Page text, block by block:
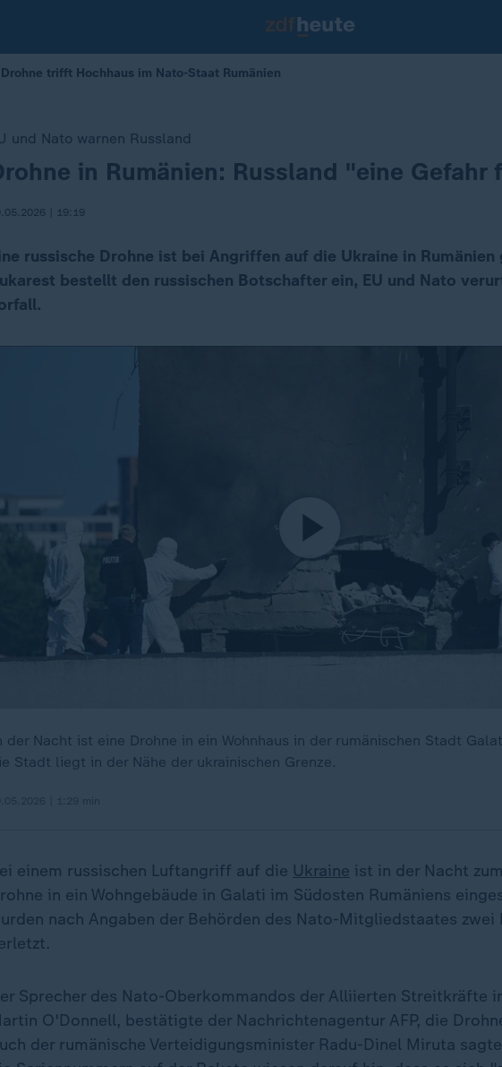
trifft Hochhaus im Nato-Staat Rumänien
und Nato warnen Russland
in Rumänien: Russland "eine Gefahr
| 19:19
russische Drohne ist bei Angriffen auf die Ukraine in Rumänien
bestellt den russischen Botschafter ein, EU und Nato
der Nacht ist eine Drohne in ein Wohnhaus in der rumänischen Stadt
Stadt liegt in der Nähe der ukrainischen Grenze.
einem russischen Luftangriff auf die Ukraine ist in der Nacht
in ein Wohngebäude in Galati im Südosten Rumäniens
nach Angaben der Behörden des Nato-Mitgliedstaates zwei
Sprecher des Nato-Oberkommandos der Alliierten Streitkräfte
O'Donnell, bestätigte der Nachrichtenagentur AFP, die
der rumänische Verteidigungsminister Radu-Dinel Miruta